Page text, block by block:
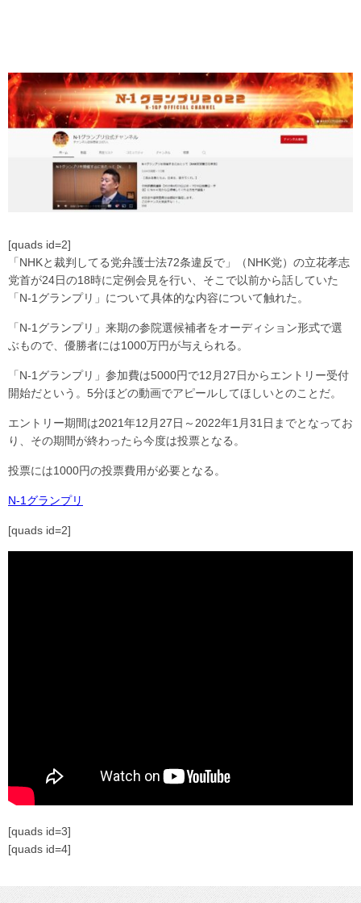
[quads id=2]
「NHKと裁判してる党弁護士法72条違反で」（NHK党）の立花孝志
党首が24日の18時に定例会見を行い、そこで以前から話していた
「N-1グランプリ」について具体的な内容について触れた。
「N-1グランプリ」来期の参院選候補者をオーディション形式で選
ぶもので、優勝者には1000万円が与えられる。
「N-1グランプリ」参加費は5000円で12月27日からエントリー受付
開始だという。5分ほどの動画でアピールしてほしいとのことだ。
エントリー期間は2021年12月27日～2022年1月31日までとなってお
り、その期間が終わったら今度は投票となる。
投票には1000円の投票費用が必要となる。
N-1グランプリ
[quads id=2]
[quads id=3]
[quads id=4]